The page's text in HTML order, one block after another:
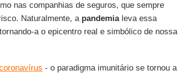
nas companhias de seguros, que sempre
Naturalmente, a pandemialeva essa
a o epicentro real e simbólico de nossa
- o paradigma imunitário se tornou a